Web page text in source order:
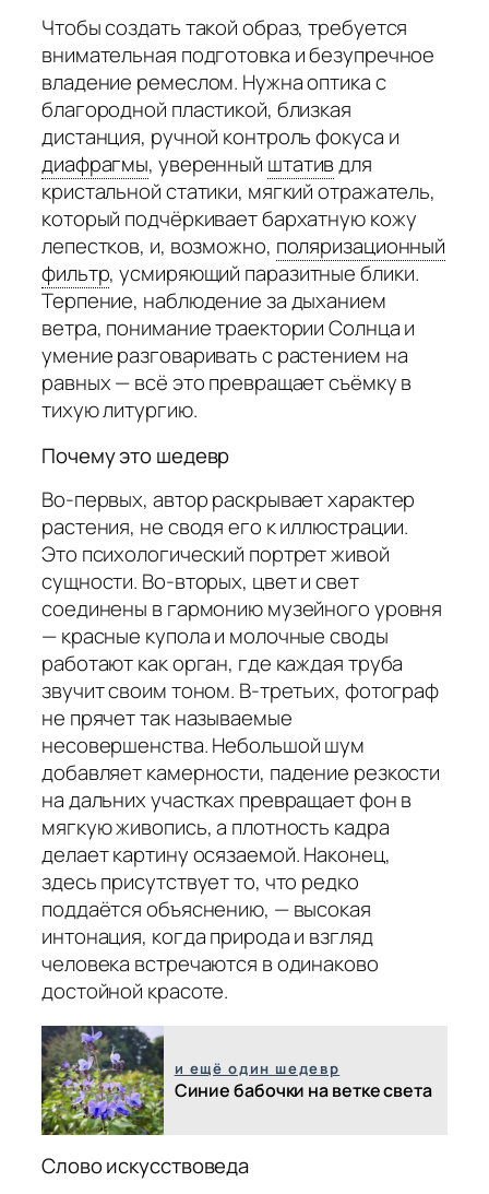
Чтобы создать такой образ, требуется
внимательная подготовка и безупречное
владение ремеслом. Нужна оптика с
благородной пластикой, близкая
дистанция, ручной контроль фокуса и
диафрагмы, уверенный штативдля
кристальной статики, мягкий отражатель,
который подчёркивает бархатную кожу
лепестков, и, возможно, поляризационный
фильтр, усмиряющий паразитные блики.
Терпение, наблюдение за дыханием
ветра, понимание траектории Солнца и
умение разговаривать с растением на
равных — всё это превращает съёмку в
тихую литургию.
Почему это шедевр
Во-первых, автор раскрывает характер
растения, не сводя его к иллюстрации.
Это психологический портрет живой
сущности. Во-вторых, цвет и свет
соединены в гармонию музейного уровня
— красные купола и молочные своды
работают как орган, где каждая труба
звучит своим тоном. В-третьих, фотограф
не прячет так называемые
несовершенства. Небольшой шум
добавляет камерности, падение резкости
на дальних участках превращает фон в
мягкую живопись, а плотность кадра
делает картину осязаемой. Наконец,
здесь присутствует то, что редко
поддаётся объяснению, — высокая
интонация, когда природа и взгляд
человека встречаются в одинаково
достойной красоте.
и ещё один шедевр
Синие бабочки на ветке света
Слово искусствоведа